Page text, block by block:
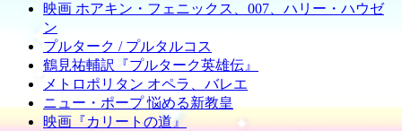
映画 ホアキン・フェニックス、007、ハリー・ハウゼ
ン
プルターク / プルタルコス
鶴見祐輔訳『プルターク英雄伝』
メトロポリタン オペラ、バレエ
ニュー・ポープ 悩める新教皇
映画『カリートの道』